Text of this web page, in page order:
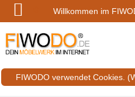
Willkommen im
FIWODO verwendet Cookies.